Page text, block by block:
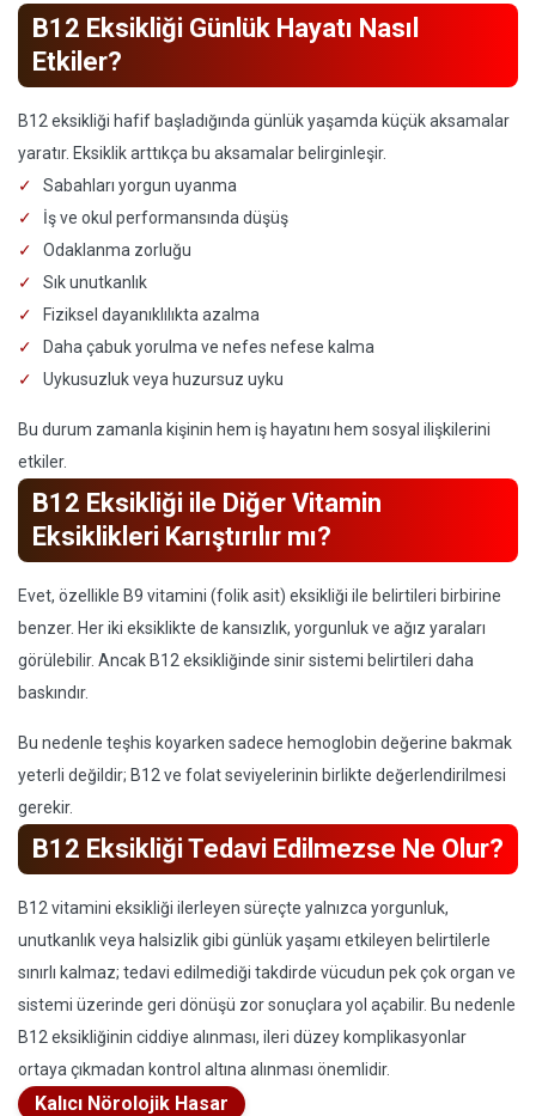
B12 Eksikliği Günlük Hayatı Nasıl
Etkiler?
B12 eksikliği hafif başladığında günlük yaşamda küçük aksamalar
yaratır. Eksiklik arttıkça bu aksamalar belirginleşir.
Sabahları yorgun uyanma
İş ve okul performansında düşüş
Odaklanma zorluğu
Sık unutkanlık
Fiziksel dayanıklılıkta azalma
Daha çabuk yorulma ve nefes nefese kalma
Uykusuzluk veya huzursuz uyku
Bu durum zamanla kişinin hem iş hayatını hem sosyal ilişkilerini
etkiler.
B12 Eksikliği ile Diğer Vitamin
Eksiklikleri Karıştırılır mı?
Evet, özellikle B9 vitamini (folik asit) eksikliği ile belirtileri birbirine
benzer. Her iki eksiklikte de kansızlık, yorgunluk ve ağız yaraları
görülebilir. Ancak B12 eksikliğinde sinir sistemi belirtileri daha
baskındır.
Bu nedenle teşhis koyarken sadece hemoglobin değerine bakmak
yeterli değildir; B12 ve folat seviyelerinin birlikte değerlendirilmesi
gerekir.
B12 Eksikliği Tedavi Edilmezse Ne Olur?
B12 vitamini eksikliği ilerleyen süreçte yalnızca yorgunluk,
unutkanlık veya halsizlik gibi günlük yaşamı etkileyen belirtilerle
sınırlı kalmaz; tedavi edilmediği takdirde vücudun pek çok organ ve
sistemi üzerinde geri dönüşü zor sonuçlara yol açabilir. Bu nedenle
B12 eksikliğinin ciddiye alınması, ileri düzey komplikasyonlar
ortaya çıkmadan kontrol altına alınması önemlidir.
Kalıcı Nörolojik Hasar